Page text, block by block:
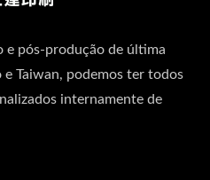
e pós-produção de última
e Taiwan, podemos ter todos
internamente de